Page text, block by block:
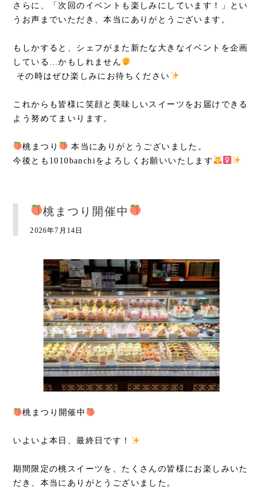
さらに、「次回のイベントも楽しみにしています！」とい
うお声までいただき、本当にありがとうございます。
もしかすると、シェフがまた新たな大きなイベントを企画
している…かもしれません
その時はぜひ楽しみにお待ちください
これからも皆様に笑顔と美味しいスイーツをお届けできる
よう努めてまいります。
桃まつり
本当にありがとうございました。
今後とも1010banchiをよろしくお願いいたします
桃まつり開催中
2026年7月14日
桃まつり開催中
いよいよ本日、最終日です！
期間限定の桃スイーツを、たくさんの皆様にお楽しみいた
だき、本当にありがとうございました。